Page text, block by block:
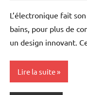
L’électronique fait
bains, pour plus de
un design innovant.
Lire la suite